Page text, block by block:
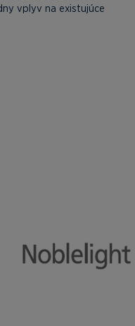
vplyv na existujúce